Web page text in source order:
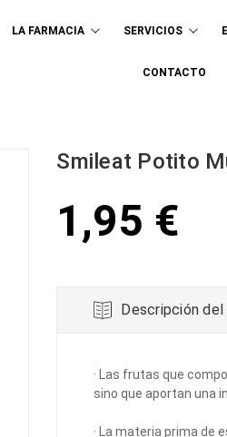
LA FARMACIA SERVICIOS
CONTACTO
Smileat Potito
1,95 €
Descripción
· Las frutas que
sino que aportan una
· La materia prima de